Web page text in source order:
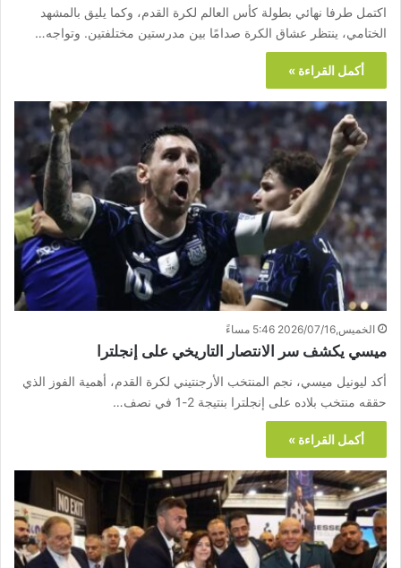
اكتمل طرفا نهائي بطولة كأس العالم لكرة القدم، وكما يليق بالمشهد
الختامي، ينتظر عشاق الكرة صدامًا بين مدرستين مختلفتين. وتواجه…
أكمل القراءة »
الخميس,2026/07/16 5:46 مساءً
ميسي يكشف سر الانتصار التاريخي على إنجلترا
أكد ليونيل ميسي، نجم المنتخب الأرجنتيني لكرة القدم، أهمية الفوز الذي
حققه منتخب بلاده على إنجلترا بنتيجة 2-1 في نصف…
أكمل القراءة »